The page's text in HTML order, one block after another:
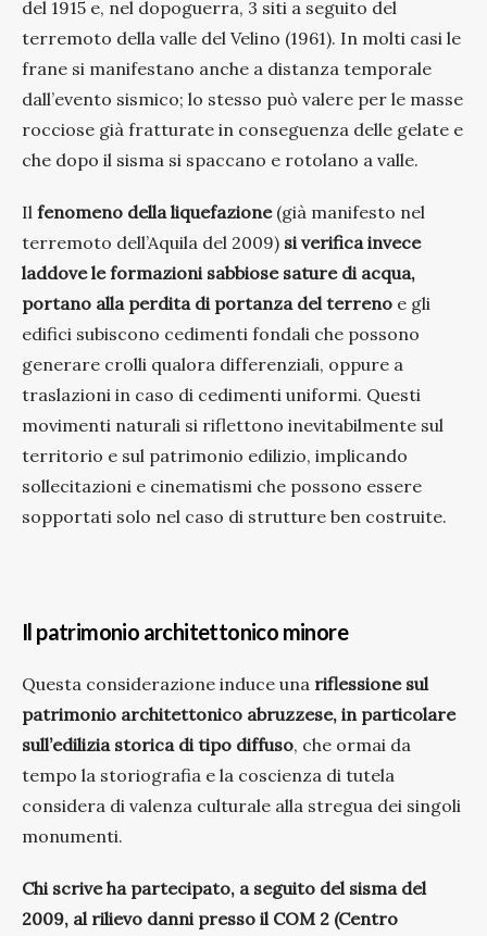
del 1915 e, nel dopoguerra, 3 siti a seguito del
terremoto della valle del Velino (1961). In molti casi le
frane si manifestano anche a distanza temporale
dall’evento sismico; lo stesso può valere per le masse
rocciose già fratturate in conseguenza delle gelate e
che dopo il sisma si spaccano e rotolano a valle.
Il fenomeno della liquefazione(già manifesto nel
terremoto dell’Aquila del 2009) si verifica invece
laddove le formazioni sabbiose sature di acqua,
portano alla perdita di portanza del terreno e gli
edifici subiscono cedimenti fondali che possono
generare crolli qualora differenziali, oppure a
traslazioni in caso di cedimenti uniformi. Questi
movimenti naturali si riflettono inevitabilmente sul
territorio e sul patrimonio edilizio, implicando
sollecitazioni e cinematismi che possono essere
sopportati solo nel caso di strutture ben costruite.
Il patrimonio architettonico minore
Questa considerazione induce una riflessione sul
patrimonio architettonico abruzzese, in particolare
sull’edilizia storica di tipo diffuso, che ormai da
tempo la storiografia e la coscienza di tutela
considera di valenza culturale alla stregua dei singoli
monumenti.
Chi scrive ha partecipato, a seguito del sisma del
2009, al rilievo danni presso il COM 2 (Centro